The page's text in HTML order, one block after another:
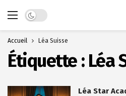
Dark mode
Accueil Léa Suisse
Étiquette : Léa
Léa Star